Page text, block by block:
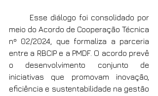
meio do Acordo de Cooperação Técnica
nº 02/2024, que formaliza a parceria
entre a RBCIP e a PMDF. O acordo prevê
o desenvolvimento conjunto de
iniciativas que promovam inovação,
eficiência e sustentabilidade na gestão